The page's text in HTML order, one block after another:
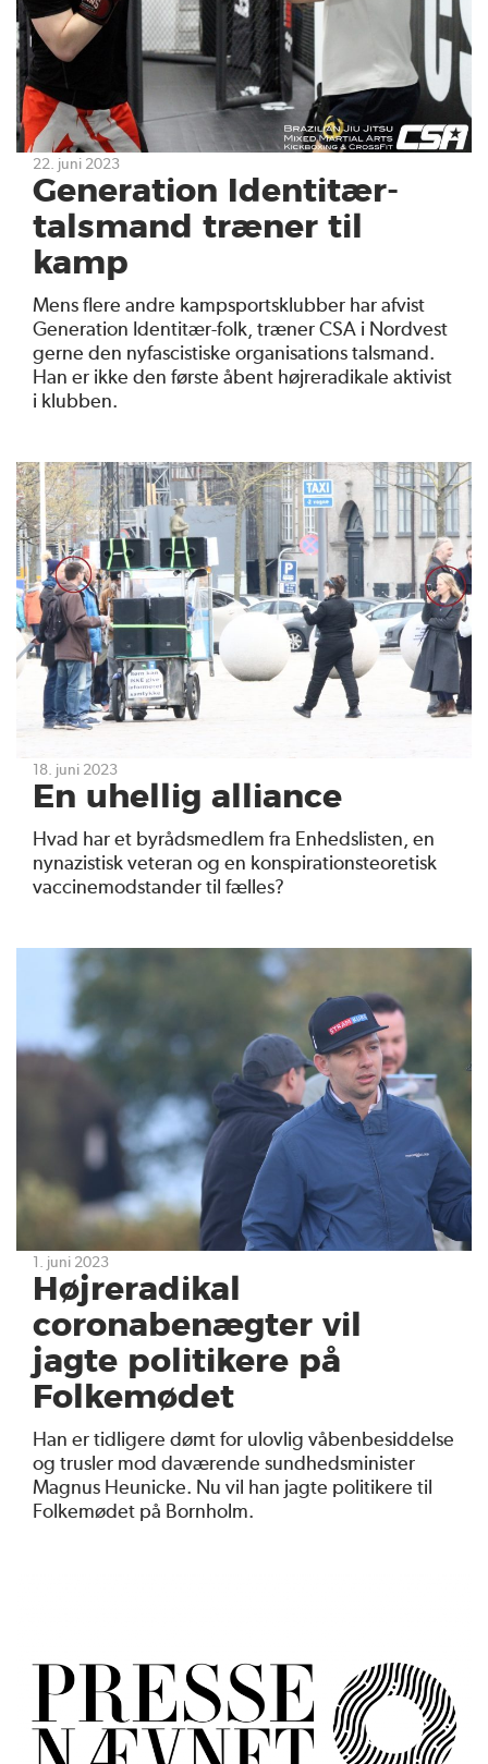
22. juni 2023
Generation Identitær-
talsmand træner til
kamp
Mens flere andre kampsportsklubber har afvist
Generation Identitær-folk, træner CSA i Nordvest
gerne den nyfascistiske organisations talsmand.
Han er ikke den første åbent højreradikale aktivist
i klubben.
18. juni 2023
En uhellig alliance
Hvad har et byrådsmedlem fra Enhedslisten, en
nynazistisk veteran og en konspirationsteoretisk
vaccinemodstander til fælles?
1. juni 2023
Højreradikal
coronabenægter vil
jagte politikere på
Folkemødet
Han er tidligere dømt for ulovlig våbenbesiddelse
og trusler mod daværende sundhedsminister
Magnus Heunicke. Nu vil han jagte politikere til
Folkemødet på Bornholm.